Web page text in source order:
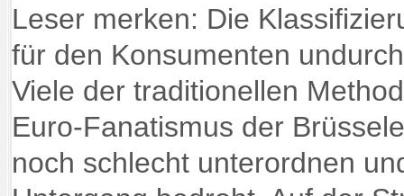
Leser merken: Die
für den Konsumenten
Viele der traditionellen
Euro-Fanatismus der
noch schlecht unterordnen